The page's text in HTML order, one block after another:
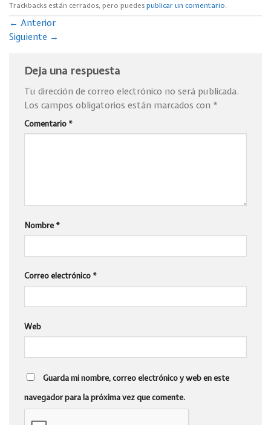
Trackbacks están cerrados, pero puedespublicar un comentario.
← Anterior
Siguiente →
Deja una respuesta
Tu dirección de correo electrónico no será publicada.
Los campos obligatorios están marcados con *
Comentario *
Nombre *
Correo electrónico *
Web
Guarda mi nombre, correo electrónico y web en este
navegador para la próxima vez que comente.